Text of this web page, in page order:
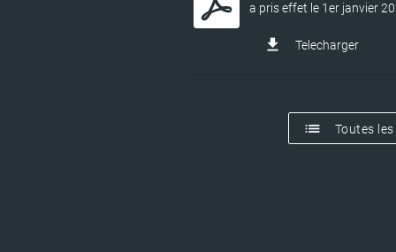
a pris effet le 1er janvier
file_download Telecharger
list Toutes